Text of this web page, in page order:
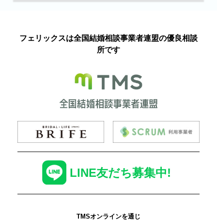
フェリックスは全国結婚相談事業者連盟の優良相談
所です
LINE友だち募集中!
TMSオンラインを通じ